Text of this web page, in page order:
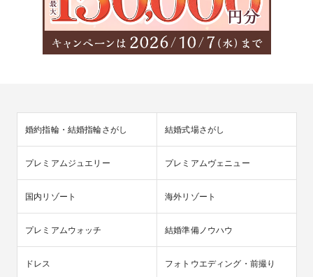
婚約指輪・結婚指輪さがし 結婚式場さがし
プレミアムジュエリー プレミアムヴェニュー
国内リゾート 海外リゾート
プレミアムウォッチ 結婚準備ノウハウ
ドレス フォトウエディング・前撮り